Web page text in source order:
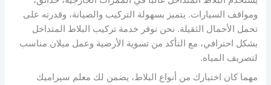
ومواقف السيارات. يتميز بسهولة التركيب والصيانة، وقدرته على
تحمل الأحمال الثقيلة. نحن نوفر خدمة تركيب البلاط المتداخل
بشكل احترافي، مع التأكد من تسوية الأرضية وعمل ميلان مناسب
لتصريف المياه.
مهما كان اختيارك من أنواع البلاط، يضمن لك معلم سيراميك